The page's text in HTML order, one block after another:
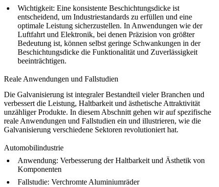
Wichtigkeit: Eine konsistente Beschichtungsdicke ist
entscheidend, um Industriestandards zu erfüllen und eine
optimale Leistung sicherzustellen. In Anwendungen wie der
Luftfahrt und Elektronik, bei denen Präzision von größter
Bedeutung ist, können selbst geringe Schwankungen in der
Beschichtungsdicke die Funktionalität und Zuverlässigkeit
beeinträchtigen.
Reale Anwendungen und Fallstudien
Die Galvanisierung ist integraler Bestandteil vieler Branchen und
verbessert die Leistung, Haltbarkeit und ästhetische Attraktivität
unzähliger Produkte. In diesem Abschnitt gehen wir auf spezifische
reale Anwendungen und Fallstudien ein und illustrieren, wie die
Galvanisierung verschiedene Sektoren revolutioniert hat.
Automobilindustrie
Anwendung: Verbesserung der Haltbarkeit und Ästhetik von
Komponenten
Fallstudie: Verchromte Aluminiumräder